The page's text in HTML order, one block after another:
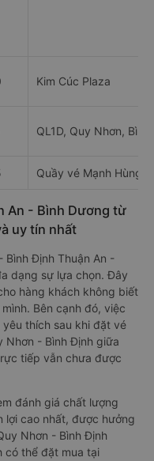
Kim Cúc Plaza
QL1D, Quy Nhơn,
Quầy vé Mạnh Hùng,
An - Bình Dương từ
uy tín nhất
Bình Định Thuận An -
dạng sự lựa chọn. Đây
hàng khách không biết
Bên cạnh đó, việc
thích sau khi đặt vé
Nhơn - Bình Định giữa
tiếp vẫn chưa được
đánh giá chất lượng
lợi cao nhất, được hưởng
Nhơn - Bình Định
có thể đặt mua tại